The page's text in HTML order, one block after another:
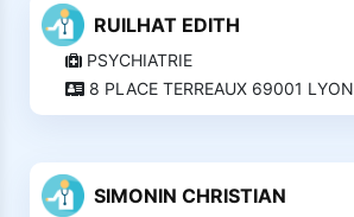
RUILHAT EDITH
PSYCHIATRIE
8 PLACE TERREAUX 69001 LYON
SIMONIN CHRISTIAN